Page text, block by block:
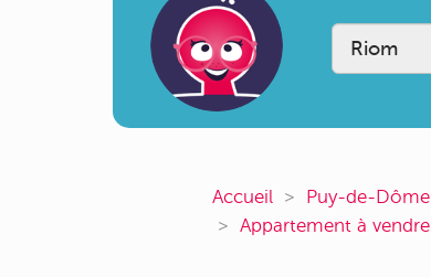
Accueil Puy-de-Dôme
Appartement à vendre